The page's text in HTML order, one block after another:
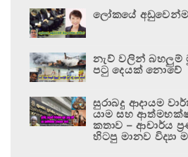
ලෝකයේ අඩුවෙන්ම
නැව් වලින් බහලුම්
පටු දෙයක් නොවේ
සුරාබදු ආදායම
යාම සහ
කතාව – ආචාර්ය
හිටපු මානව විද්‍යා